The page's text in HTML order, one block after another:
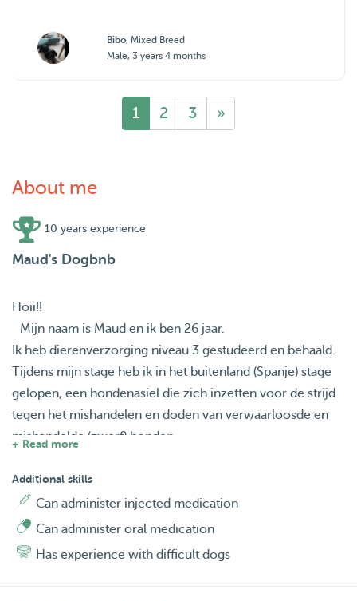
Bibo, Mixed Breed
Male, 3 years 4 months
1 2 3 »
About me
10 years experience
Maud's Dogbnb
Hoii!!
Mijn naam is Maud en ik ben 26 jaar.
Ik heb dierenverzorging niveau 3 gestudeerd en behaald.
Tijdens mijn stage heb ik in het buitenland (Spanje) stage
gelopen, een hondenasiel die zich inzetten voor de strijd
tegen het mishandelen en doden van verwaarloosde en
mishandelde (zwerf) honden.
Ik heb met zeer diverse hondenrassen gewerkt, waar
onder ook puppy's, jonge honden, volwassen honden.
Ook heb ik ervaring met verschillende
karaktereigenschappen. Ik vind het ook erg leuk om
+ Read more
Additional skills
Can administer injected medication
Can administer oral medication
Has experience with difficult dogs